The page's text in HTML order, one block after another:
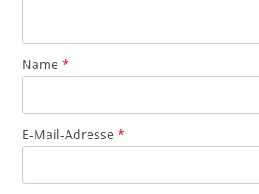
Name *
E-Mail-Adresse *